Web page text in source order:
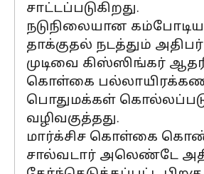
சாட்டப்படுகிறது.
நடுநிலையான
தாக்குதல் நடத்தும்
முடிவை கிஸ்ஸிங்கர்
கொள்கை
பொதுமக்கள்
வழிவகுத்தது.
மார்க்சிச கொள்கை
சால்வடார் அலெண்டே